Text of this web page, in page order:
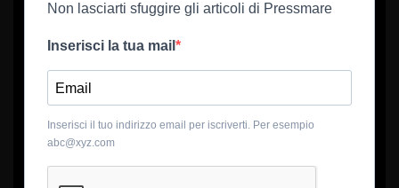
Non lasciarti sfuggire gli articoli di Pressmare
Inserisci la tua mail
Inserisci il tuo indirizzo email per iscriverti. Per esempio
abc@xyz.com